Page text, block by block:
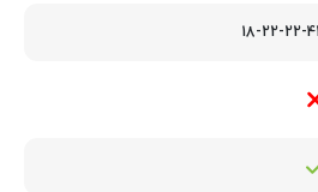
18-22-22-